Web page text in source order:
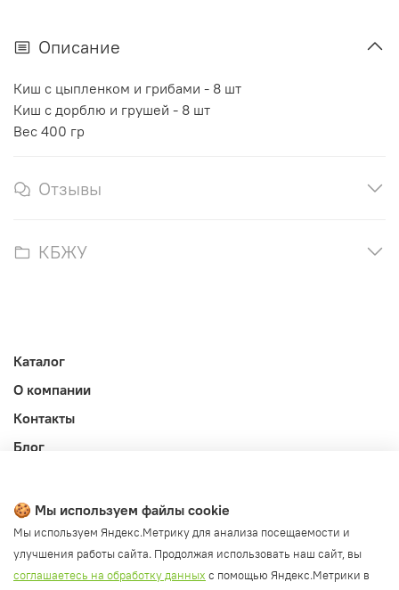
Описание
Киш с цыпленком и грибами - 8 шт
Киш с дорблю и грушей - 8 шт
Вес 400 гр
Отзывы
КБЖУ
Каталог
О компании
Контакты
Блог
Публичная оферта
Политика конфиденциальности и обработки ПД
Согласие на обработку ПД
🍪 Мы используем файлы cookie
Мы используем Яндекс.Метрику для анализа посещаемости и
улучшения работы сайта. Продолжая использовать наш сайт, вы
соглашаетесь на обработку данных с помощью Яндекс.Метрики в